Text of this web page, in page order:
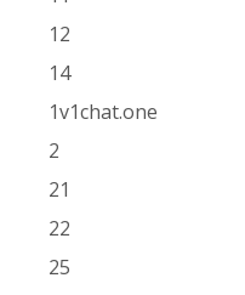
12
14
1v1chat.one
2
21
22
25